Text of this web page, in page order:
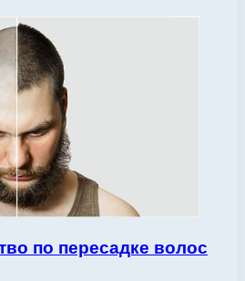
по пересадке волос